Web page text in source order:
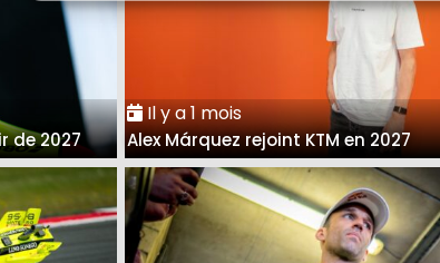
de 2027
Il y a 1 mois
Alex Márquez rejoint KTM en 2027